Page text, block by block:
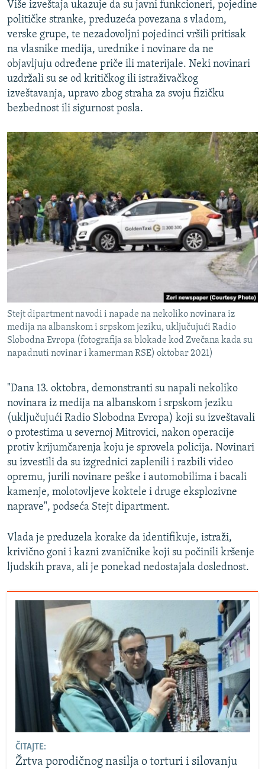
Više izveštaja ukazuje da su javni funkcioneri, pojedine
političke stranke, preduzeća povezana s vladom,
verske grupe, te nezadovoljni pojedinci vršili pritisak
na vlasnike medija, urednike i novinare da ne
objavljuju određene priče ili materijale. Neki novinari
uzdržali su se od kritičkog ili istraživačkog
izveštavanja, upravo zbog straha za svoju fizičku
bezbednost ili sigurnost posla.
Stejt dipartment navodi i napade na nekoliko novinara iz
medija na albanskom i srpskom jeziku, uključujući Radio
Slobodna Evropa (fotografija sa blokade kod Zvečana kada su
napadnuti novinar i kamerman RSE) oktobar 2021)
"Dana 13. oktobra, demonstranti su napali nekoliko
novinara iz medija na albanskom i srpskom jeziku
(uključujući Radio Slobodna Evropa) koji su izveštavali
o protestima u severnoj Mitrovici, nakon operacije
protiv krijumčarenja koju je sprovela policija. Novinari
su izvestili da su izgrednici zaplenili i razbili video
opremu, jurili novinare peške i automobilima i bacali
kamenje, molotovljeve koktele i druge eksplozivne
naprave", podseća Stejt dipartment.
Vlada je preduzela korake da identifikuje, istraži,
krivično goni i kazni zvaničnike koji su počinili kršenje
ljudskih prava, ali je ponekad nedostajala doslednost.
ČITAJTE:
Žrtva porodičnog nasilja o torturi i silovanju